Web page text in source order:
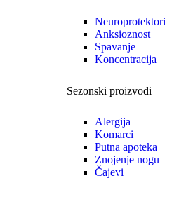
Neuroprotektori
Anksioznost
Spavanje
Koncentracija
Sezonski proizvodi
Alergija
Komarci
Putna apoteka
Znojenje nogu
Čajevi